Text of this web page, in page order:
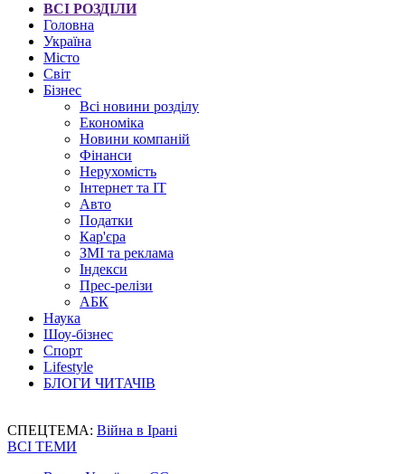
ВСІ РОЗДІЛИ
Головна
Україна
Місто
Світ
Бізнес
Всі новини розділу
Економіка
Новини компаній
Фінанси
Нерухомість
Інтернет та IT
Авто
Податки
Кар'єра
ЗМІ та реклама
Індекси
Прес-релізи
АБК
Наука
Шоу-бізнес
Спорт
Lifestyle
БЛОГИ ЧИТАЧІВ
СПЕЦТЕМА: Війна в Ірані
ВСІ ТЕМИ